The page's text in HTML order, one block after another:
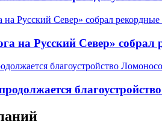
на Русский Север»